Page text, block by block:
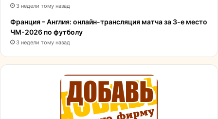
3 недели тому назад
Франция – Англия: онлайн-трансляция матча за 3-е место
ЧМ-2026 по футболу
3 недели тому назад